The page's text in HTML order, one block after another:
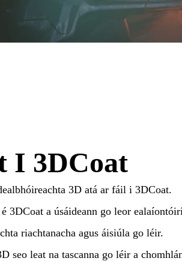
I 3DCoat
3D atá ar fáil i 3DCoat.
3DCoat a úsáideann go leor
riachtanacha agus áisiúla go léir.
seo leat na tascanna go léir a